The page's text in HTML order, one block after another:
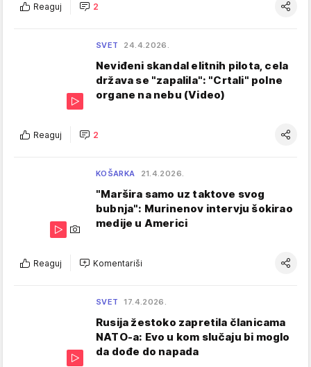
Reaguj 2
SVET 24.4.2026.
Neviđeni skandal elitnih pilota, cela
država se "zapalila": "Crtali" polne
organe na nebu (Video)
Reaguj 2
KOŠARKA 21.4.2026.
"Maršira samo uz taktove svog
bubnja": Murinenov intervju šokirao
medije u Americi
Reaguj Komentariši
SVET 17.4.2026.
Rusija žestoko zapretila članicama
NATO-a: Evo u kom slučaju bi moglo
da dođe do napada